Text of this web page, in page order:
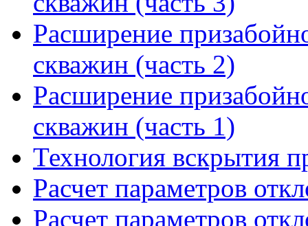
Расширение
скважин (часть 2)
Расширение
скважин (часть 1)
Технология вскрытия
Расчет параметров
Расчет параметров